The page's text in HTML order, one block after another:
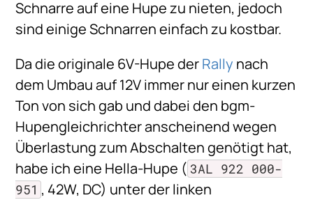
Schnarre auf eine Hupe zu nieten, jedoch
sind einige Schnarren einfach zu kostbar.
Da die originale 6V-Hupe derRally nach
dem Umbau auf 12V immer nur einen kurzen
Ton von sich gab und dabei den bgm-
Hupengleichrichter anscheinend wegen
Überlastung zum Abschalten genötigt hat,
habe ich eine Hella-Hupe ( 3AL 922 000-
951 , 42W, DC) unter der linken